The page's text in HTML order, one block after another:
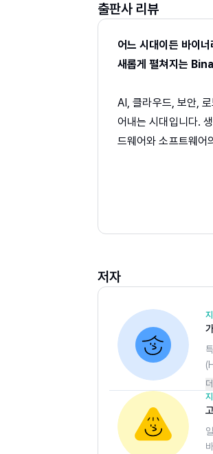
출판사 리뷰
어느 시대이든 바이
새롭게 펼쳐지는
AI, 클라우드, 보안,
어내는 시대입니다.
드웨어와 소프트웨어
수준 프로그래밍의
지난 2007년 출간된
던 바 있습니다. 리버
절판되어 구하기 어
는 책이기도 합니다.
이번에 새롭게 선보
에, 변화된 시대와 환
입니다. 기존 도서와
ASLR·PIE·Stack
아키텍처와 다양한
저자